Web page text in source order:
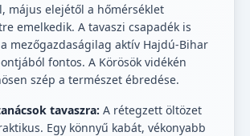
május elejétől a hőmérséklet
emelkedik. A tavaszi csapadék is
mezőgazdaságilag aktív Hajdú-Bihar
fontos. A Körösök vidékén
szép a természet ébredése.
tavaszra: A rétegzett öltözet
Egy könnyű kabát, vékonyabb